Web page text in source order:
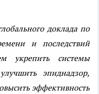
доклада по
и последствий
укрепить системы
эпиднадзор,
эффективность